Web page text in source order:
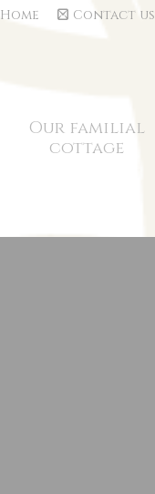
Home Contact us
Our familial
cottage